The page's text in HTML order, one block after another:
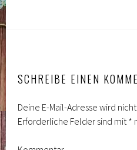
SCHREIBE EINEN
Deine E-Mail-Adresse wird
Erforderliche Felder sind mit*